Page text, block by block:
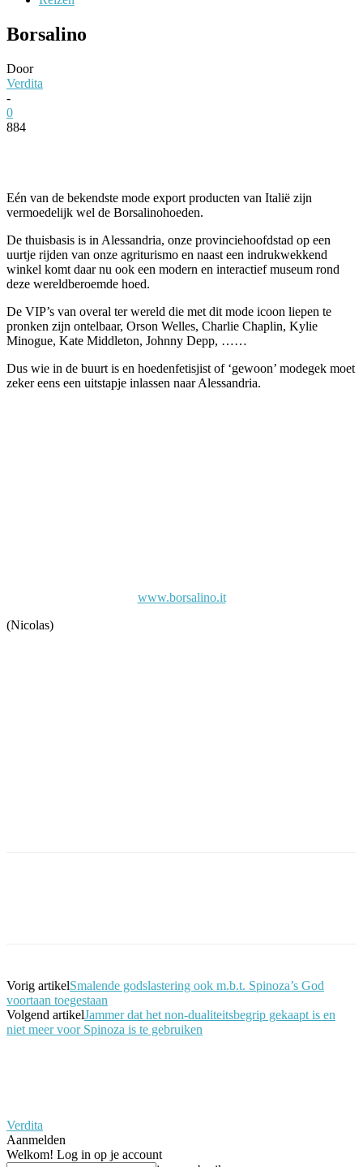
Borsalino
Door
Verdita
-
0
884
Eén van de bekendste mode export producten van Italië zijn
vermoedelijk wel de Borsalinohoeden.
De thuisbasis is in Alessandria, onze provinciehoofdstad op een
uurtje rijden van onze agriturismo en naast een indrukwekkend
winkel komt daar nu ook een modern en interactief museum rond
deze wereldberoemde hoed.
De VIP’s van overal ter wereld die met dit mode icoon liepen te
pronken zijn ontelbaar, Orson Welles, Charlie Chaplin, Kylie
Minogue, Kate Middleton, Johnny Depp, ……
Dus wie in de buurt is en hoedenfetisjist of ‘gewoon’ modegek moet
zeker eens een uitstapje inlassen naar Alessandria.
www.borsalino.it
(Nicolas)
Vorig artikelSmalende godslastering ook m.b.t. Spinoza’s God
voortaan toegestaan
Volgend artikelJammer dat het non-dualiteitsbegrip gekaapt is en
niet meer voor Spinoza is te gebruiken
Verdita
Aanmelden
Welkom! Log in op je account